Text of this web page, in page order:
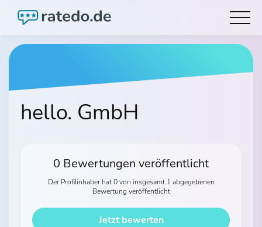
hello. GmbH
0 Bewertungen veröffentlicht
Der Profilinhaber hat 0 von insgesamt 1 abgegebenen
Bewertung veröffentlicht
Jetzt bewerten